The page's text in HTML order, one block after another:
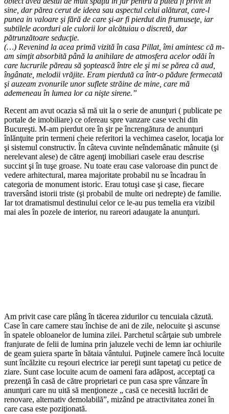
sine, dar părea cerut de ideea sau aspectul celui alăturat, care-l
punea in valoare şi fără de care şi-ar fi pierdut din frumuseţe, iar
subtilele acorduri ale culorii lor alcătuiau o discretă, dar
pătrunzătoare seducţie.
(…) Revenind la acea primă vizită în casa Pillat, îmi amintesc că m-
am simţit absorbită până la anihilare de atmosfera acelor odăi în
care lucrurile păreau să şoptească între ele şi mi se părea că aud,
îngânate, melodii vrăjite. Eram pierdută ca într-o pădure fermecată
şi auzeam zvonurile unor suflete străine de mine, care mă
ademeneau în lumea lor ca nişte sirene.”
Recent am avut ocazia să mă uit la o serie de anunţuri ( publicate pe
portale de imobiliare) ce ofereau spre vanzare case vechi din
Bucureşti. M-am pierdut ore în şir pe încrengătura de anunţuri
înlănţuite prin termeni cheie referitori la vechimea caselor, locaţia lor
şi sistemul constructiv. În câteva cuvinte neîndemânatic mânuite (şi
nerelevant alese) de către agenţi imobiliari casele erau descrise
succint şi în tuşe groase. Nu toate erau case valoroase din punct de
vedere arhitectural, marea majoritate probabil nu se încadrau în
categoria de monument istoric. Erau totuşi case şi case, fiecare
traversând istorii triste (şi probabil de multe ori nedrepte) de familie.
Iar tot dramatismul destinului celor ce le-au pus temelia era vizibil
mai ales în pozele de interior, nu rareori adaugate la anunţuri.
Am privit case care plâng în tăcerea zidurilor cu tencuiala căzută.
Case în care camere stau închise de ani de zile, nelocuite şi ascunse
în spatele obloanelor de lumina zilei. Parchetul scârţaie sub umbrele
franjurate de felii de lumina prin jaluzele vechi de lemn iar ochiurile
de geam şuiera sparte în bătaia vântului. Puţinele camere încă locuite
sunt încălzite cu reşouri electrice iar pereţii sunt tapetaţi cu petice de
ziare. Sunt case locuite acum de oameni fara adăpost, acceptaţi ca
prezenţă în casă de către proprietari ce pun casa spre vânzare în
anunţuri care nu uită să menţioneze „ casă ce necesită lucrări de
renovare, alternativ demolabilă”, mizând pe atractivitatea zonei în
care casa este poziţionată.